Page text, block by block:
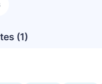
(1)